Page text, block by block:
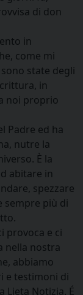
di don
in
come mi
state degli
in
noi proprio
Padre ed ha
nutre la
È la
abitare in
spezzare
sempre più di
provoca e ci
nella nostra
abbiamo
e testimoni di
Lieta Notizia. É